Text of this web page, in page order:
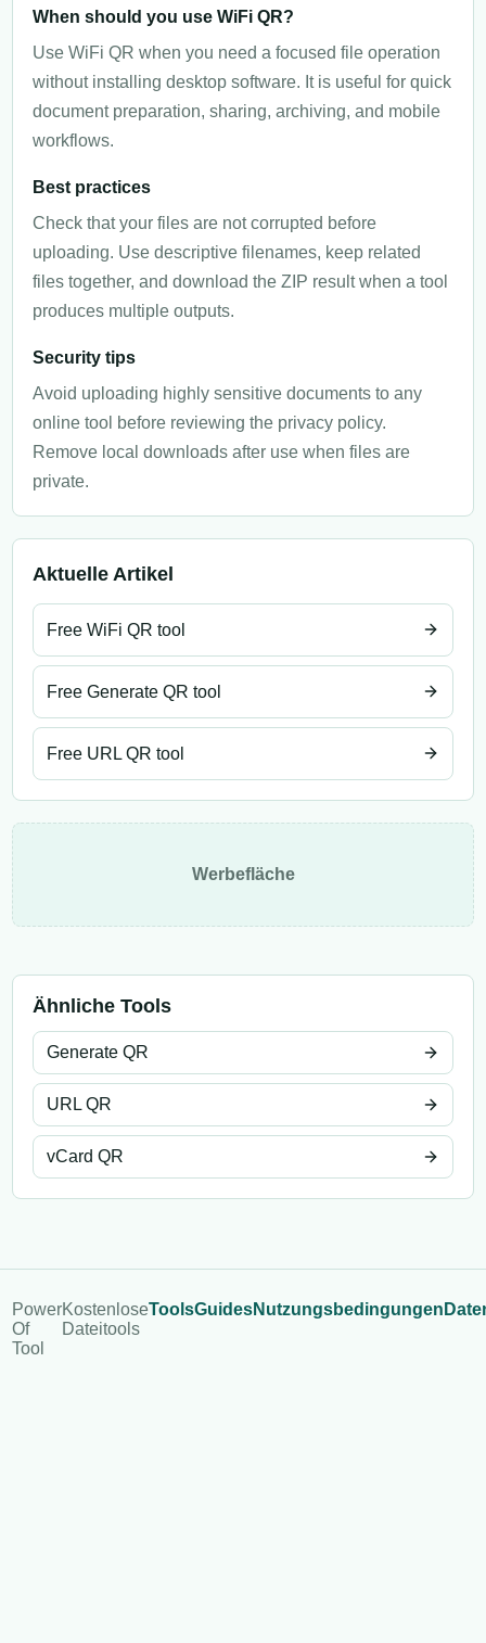
When should you use WiFi QR?
Use WiFi QR when you need a focused file operation
without installing desktop software. It is useful for quick
document preparation, sharing, archiving, and mobile
workflows.
Best practices
Check that your files are not corrupted before
uploading. Use descriptive filenames, keep related
files together, and download the ZIP result when a tool
produces multiple outputs.
Security tips
Avoid uploading highly sensitive documents to any
online tool before reviewing the privacy policy.
Remove local downloads after use when files are
private.
Aktuelle Artikel
Free WiFi QR tool
Free Generate QR tool
Free URL QR tool
Werbefläche
Ähnliche Tools
Generate QR
URL QR
vCard QR
Power
Of
Tool
Kostenlose
Dateitools
ToolsGuidesNutzungsbedingungen